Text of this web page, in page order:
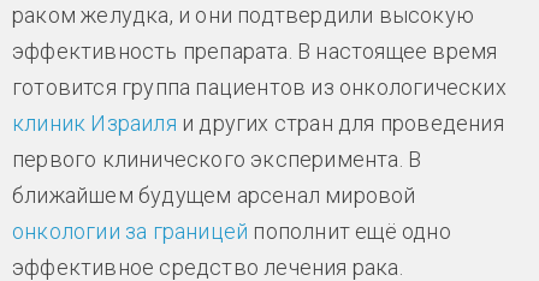
раком желудка, и они подтвердили высокую
эффективность препарата. В настоящее время
готовится группа пациентов из онкологических
клиник Израиля и других стран для проведения
первого клинического эксперимента. В
ближайшем будущем арсенал мировой
онкологии за границей пополнит ещё одно
эффективное средство лечения рака.